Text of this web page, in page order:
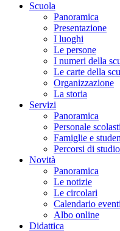
Scuola
Panoramica
Presentazione
I luoghi
Le persone
I numeri della
Le carte della
Organizzazione
La storia
Servizi
Panoramica
Personale
Famiglie e
Percorsi di studio
Novità
Panoramica
Le notizie
Le circolari
Calendario eventi
Albo online
Didattica